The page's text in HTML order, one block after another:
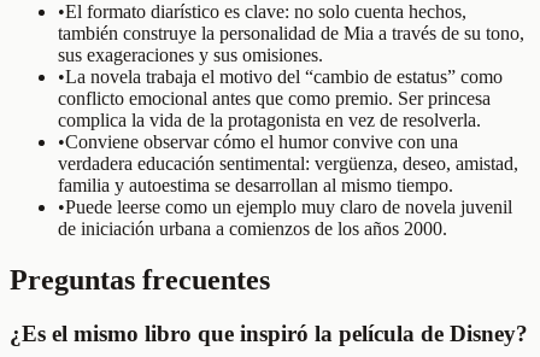
•El formato diarístico es clave: no solo cuenta hechos,
también construye la personalidad de Mia a través de su tono,
sus exageraciones y sus omisiones.
•La novela trabaja el motivo del “cambio de estatus” como
conflicto emocional antes que como premio. Ser princesa
complica la vida de la protagonista en vez de resolverla.
•Conviene observar cómo el humor convive con una
verdadera educación sentimental: vergüenza, deseo, amistad,
familia y autoestima se desarrollan al mismo tiempo.
•Puede leerse como un ejemplo muy claro de novela juvenil
de iniciación urbana a comienzos de los años 2000.
Preguntas frecuentes
¿Es el mismo libro que inspiró la película de Disney?